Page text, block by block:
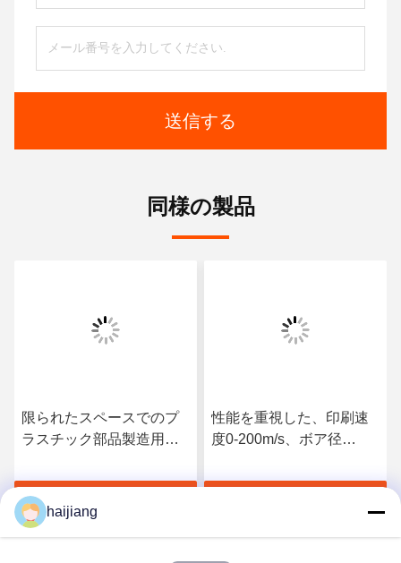
送信する
同様の製品
限られたスペースでのプ
ラスチック部品製造用に
ズ油圧式小型縦型射出成
形機最高 の 価格 を 入手 す
性能を重視した、印刷速
度0-200m/s、ボア径
1010mmの高速射出成形
haijiang